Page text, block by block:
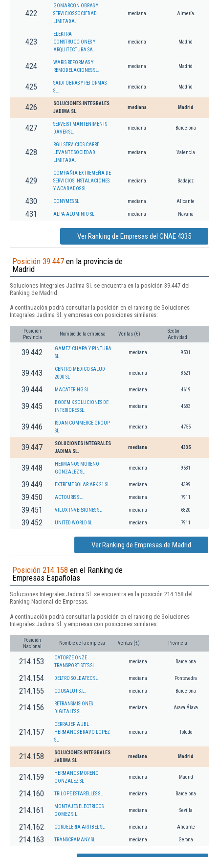
422
GOMARCON OBRAS Y
SERVICIOS SOCIEDAD
LIMITADA.
mediana Almería
423
ELEKTRA
CONSTRUCCIONES Y
ARQUITECTURA SA.
mediana Madrid
424
WARIS REFORMAS Y
REMODELACIONES SL.
mediana Madrid
425
SAIDI OBRAS Y REFORMAS
SL.
mediana Madrid
426
SOLUCIONES INTEGRALES
JADIMA SL.
mediana Madrid
427
SERVEIS I MANTENIMENTS
DAVER SL.
mediana Barcelona
428
RGH SERVICIOS CARRE
LEVANTE SOCIEDAD
LIMITADA.
mediana Valencia
429
COMPAÑIA EXTREMEÑA DE
SERVICIOS INSTALACIONES
Y ACABADOS SL
mediana Badajoz
430 CONYMES SL mediana Alicante
431 ALPA ALUMINIO SL mediana Navarra
Ver Ranking de Empresas del CNAE 4335
Posición 39.447 en la provincia de
Madrid
Soluciones Integrales Jadima Sl. se encuentra en la posición 39.447 del
Ranking de Madrid.
A continuación podrá consultar la posición en el ranking de Soluciones
Integrales Jadima Sl. y empresas con posiciones similares:
Posición
Provincia
Nombre de la empresa Ventas (€)
Sector
Actividad
39.442
GAMEZ CHAPA Y PINTURA
SL.
mediana 9531
39.443
CENTRO MEDICO SALUD
2000 SL
mediana 8621
39.444 MACATERING SL mediana 4619
39.445
BODEM K SOLUCIONES DE
INTERIORES SL.
mediana 4683
39.446
ISDAN COMMERCE GROUP
SL.
mediana 4755
39.447
SOLUCIONES INTEGRALES
JADIMA SL.
mediana 4335
39.448
HERMANOS MORENO
GONZALEZ SL
mediana 9531
39.449 EXTREME SOLAR ARK 21 SL. mediana 4399
39.450 ACTOURIS SL. mediana 7911
39.451 VILUX INVERSIONES SL mediana 6820
39.452 UNITED WORLD SL mediana 7911
Ver Ranking de Empresas de Madrid
Posición 214.158 en el Ranking de
Empresas Españolas
Soluciones Integrales Jadima Sl. se encuentra en la posición 214.158 del
Ranking Nacional de Empresas.
A continuación podrá consultar la posición en el ranking de Soluciones
Integrales Jadima Sl. y empresas con posiciones similares:
Posición
Nacional
Nombre de la empresa Ventas (€) Provincia
214.153
CATORZE ONZE
TRANSPORTISTES SL
mediana Barcelona
214.154 DELTRO SOLDATEC SL mediana Pontevedra
214.155 COUSALUT S.L. mediana Barcelona
214.156
RETRANSMISIONES
DIGITALES SL.
mediana Arava,Álava
214.157
CERRAJERIA JBL
HERMANOS BRAVO LOPEZ
SL
mediana Toledo
214.158
SOLUCIONES INTEGRALES
JADIMA SL.
mediana Madrid
214.159
HERMANOS MORENO
GONZALEZ SL
mediana Madrid
214.160 TRILOPE ESTARELLES SL mediana Barcelona
214.161
MONTAJES ELECTRICOS
GOMEZ S.L.
mediana Sevilla
214.162 CORDELERIA ARTIBEL SL mediana Alicante
214.163 TRANSCRAMANY SL mediana Gerona